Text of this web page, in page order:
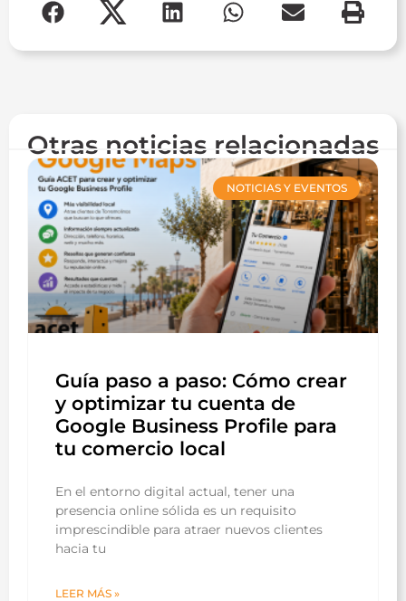
Otras noticias relacionadas
NOTICIAS Y EVENTOS
Guía paso a paso: Cómo crear
y optimizar tu cuenta de
Google Business Profile para
tu comercio local
En el entorno digital actual, tener una
presencia online sólida es un requisito
imprescindible para atraer nuevos clientes
hacia tu
LEER MÁS »